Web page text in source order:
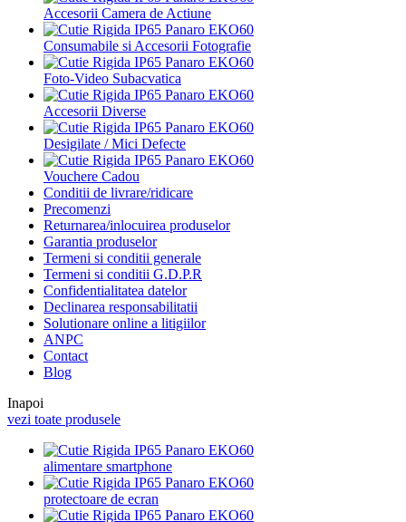
Accesorii Camera de Actiune
Consumabile si Accesorii Fotografie
Foto-Video Subacvatica
Accesorii Diverse
Desigilate / Mici Defecte
Vouchere Cadou
Conditii de livrare/ridicare
Precomenzi
Returnarea/inlocuirea produselor
Garantia produselor
Termeni si conditii generale
Termeni si conditii G.D.P.R
Confidentialitatea datelor
Declinarea responsabilitatii
Solutionare online a litigiilor
ANPC
Contact
Blog
Inapoi
vezi toate produsele
alimentare smartphone
protectoare de ecran